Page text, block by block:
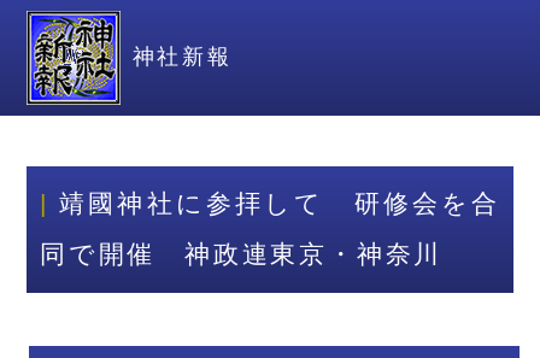
神社新報
靖國神社に参拝して 研修会を合
同で開催 神政連東京・神奈川